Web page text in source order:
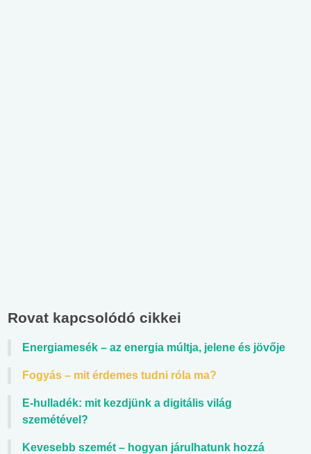
Rovat kapcsolódó cikkei
Energiamesék – az energia múltja, jelene és jövője
Fogyás – mit érdemes tudni róla ma?
E-hulladék: mit kezdjünk a digitális világ
szemétével?
Kevesebb szemét – hogyan járulhatunk hozzá